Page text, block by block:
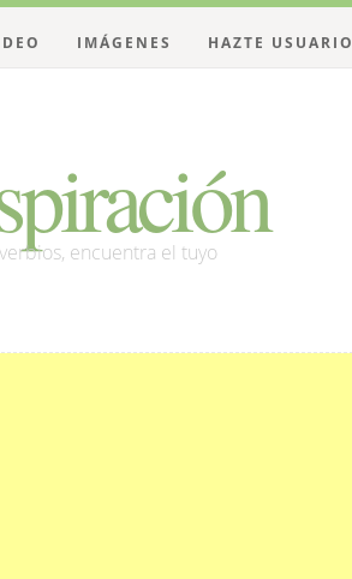
encuentra el tuyo
IMÁGENES HAZTE USUARIO